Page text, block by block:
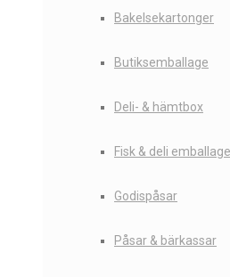
Bakelsekartonger
Butiksemballage
Deli- & hämtbox
Fisk & deli emballage
Godispåsar
Påsar & bärkassar